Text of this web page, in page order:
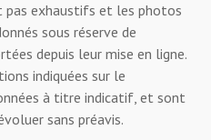
exhaustifs et les photos
sous réserve de
depuis leur mise en ligne.
indiquées sur le
à titre indicatif, et sont
sans préavis.